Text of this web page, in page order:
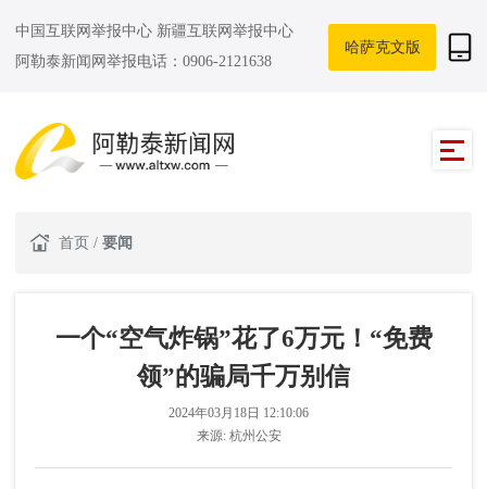
中国互联网举报中心 新疆互联网举报中心
阿勒泰新闻网举报电话：0906-2121638
哈萨克文版
首页 / 要闻
一个“空气炸锅”花了6万元！“免费
领”的骗局千万别信
2024年03月18日 12:10:06
来源: 杭州公安